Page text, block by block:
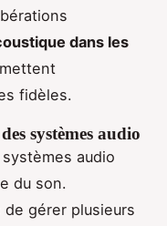
dans les
fidèles.
systèmes audio
audio
du son.
de gérer plusieurs